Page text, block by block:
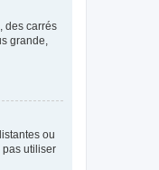
des carrés
grande,
ou
pas utiliser